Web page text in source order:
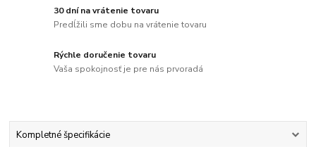
30 dní na vrátenie tovaru
Predĺžili sme dobu na vrátenie tovaru
Rýchle doručenie tovaru
Vaša spokojnosť je pre nás prvoradá
Kompletné špecifikácie